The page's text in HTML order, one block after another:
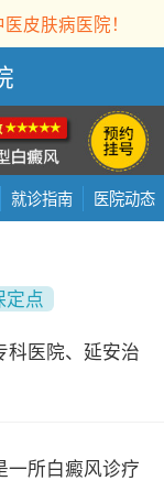
皮肤病医院！
就诊指南 医院动态
定点
科医院、延安治
一所白癜风诊疗